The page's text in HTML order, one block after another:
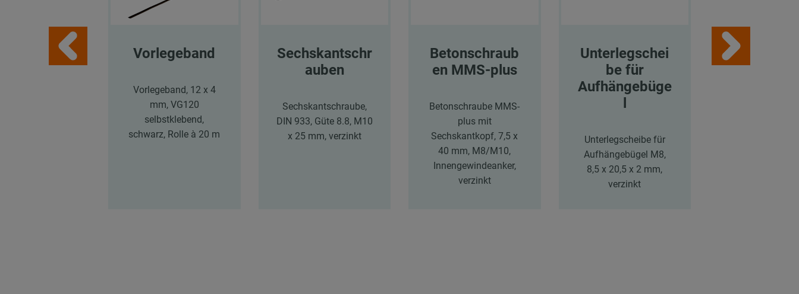
Vorlegeband
Vorlegeband, 12 x 4
mm, VG120
selbstklebend,
schwarz, Rolle à 20 m
Sechskantschr
auben
Sechskantschraube,
DIN 933, Güte 8.8, M10
x 25 mm, verzinkt
Betonschraub
en MMS-plus
Betonschraube MMS-
plus mit
Sechskantkopf, 7,5 x
40 mm, M8/M10,
Innengewindeanker,
verzinkt
Unterlegschei
be für
Aufhängebüge
l
Unterlegscheibe für
Aufhängebügel M8,
8,5 x 20,5 x 2 mm,
verzinkt